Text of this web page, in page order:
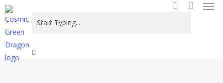
Skip
to
main
content
Close